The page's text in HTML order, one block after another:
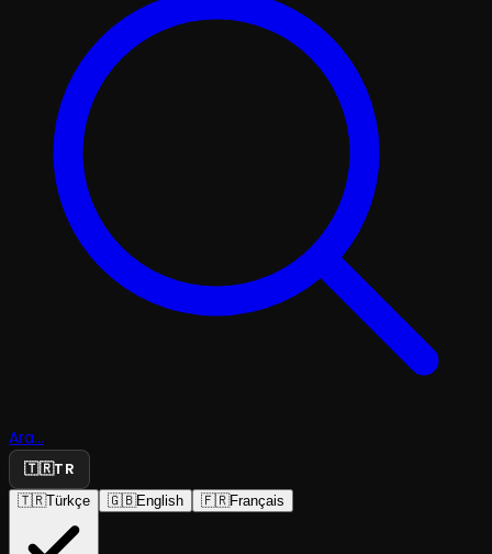
Ara...
🇹🇷TR
🇹🇷Türkçe 🇬🇧English 🇫🇷Français